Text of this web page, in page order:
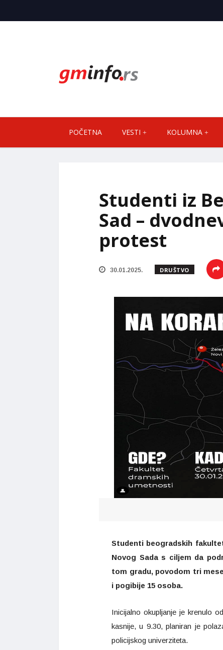
POČETNA VESTI KOLUMNA
Studenti iz
Sad –
protest
30.01.2025. DRUŠTVO
Studenti beogradskih
Novog Sada s ciljem da
tom gradu, povodom tri
i pogibije 15 osoba.
Inicijalno okupljanje je krenulo
kasnije, u 9.30, planiran je
policijskog univerziteta.